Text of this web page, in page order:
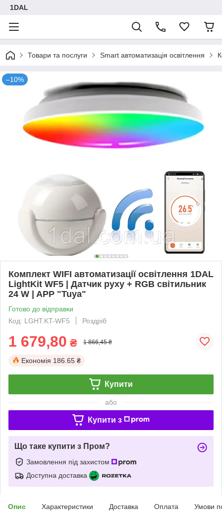
1DAL
Товари та послуги Smart автоматизація освітлення
–10%
Комплект WIFI автоматизації освітлення 1DAL
LightKit WF5 | Датчик руху + RGB світильник
24 W | APP "Tuya"
Готово до відправки
Код: LGHT.KT-WF5
Роздріб
1 679,80 ₴ 1 866,45 ₴
Економія 186.65 ₴
Купити
або
Купити з
Що таке купити з Пром?
Замовлення під захистом
Доступна доставка
Опис Характеристики Доставка Оплата Умови